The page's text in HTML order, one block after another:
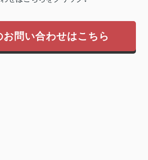
お問い合わせはこちら